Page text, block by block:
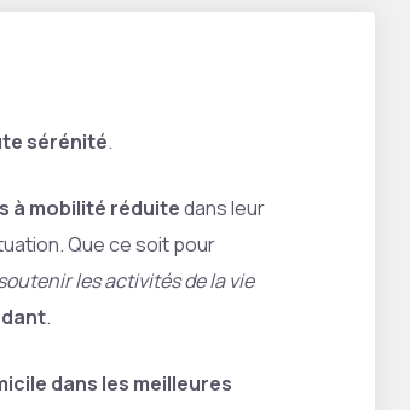
sérénité.
à mobilité réduitedans leur
Que ce soit pour
les activités de la vie
.
dans les meilleures